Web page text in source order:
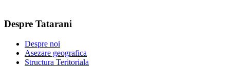
Despre Tatarani
Despre noi
Asezare geografica
Structura Teritoriala